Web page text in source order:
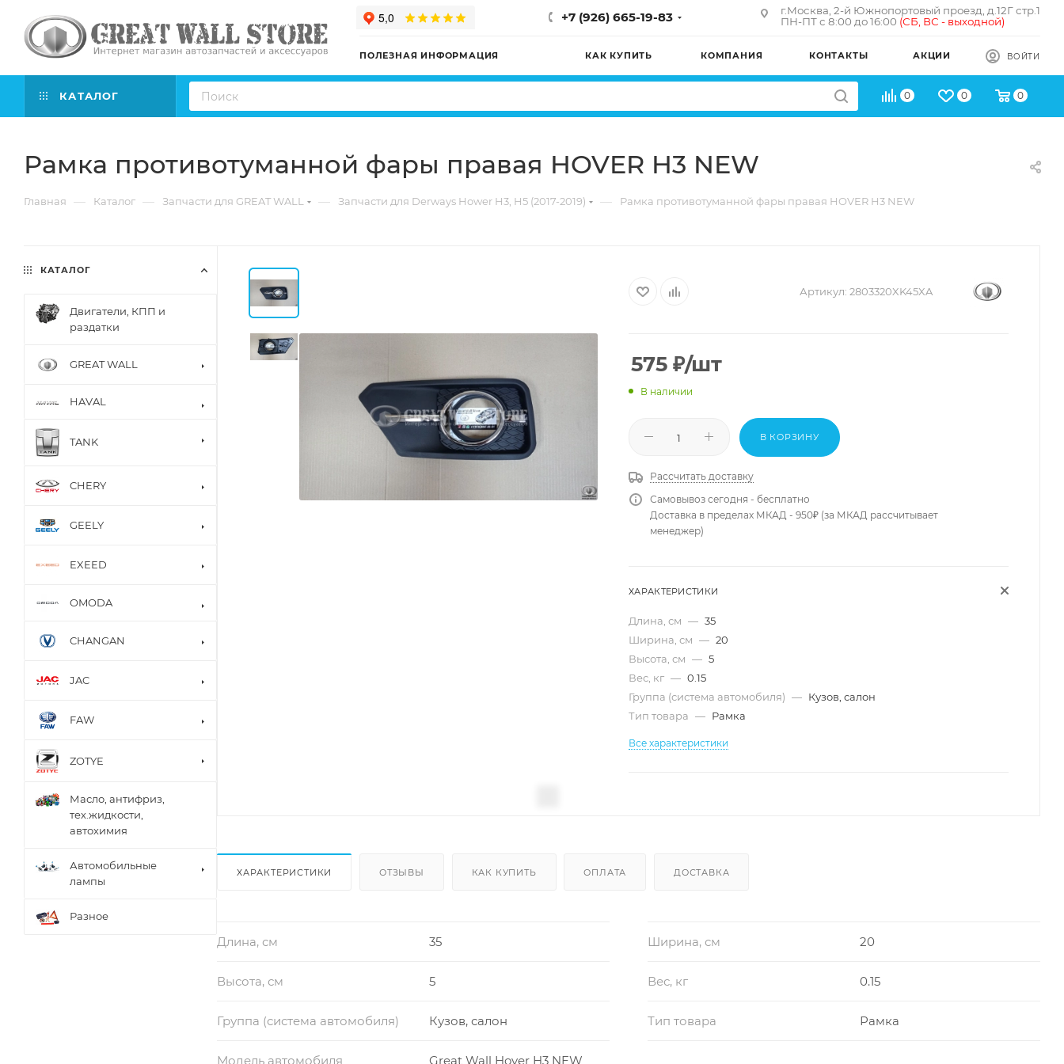
+7 (926) 665-19-83
г.Москва, 2-й Южнопортовый проезд, д.12Г стр.1
ПН-ПТ с 8:00 до 16:00 (СБ, ВС - выходной)
ПОЛЕЗНАЯ ИНФОРМАЦИЯ КАК КУПИТЬ КОМПАНИЯ КОНТАКТЫ АКЦИИ ВОЙТИ
КАТАЛОГ 0 0 0
Рамка противотуманной фары правая HOVER H3 NEW
Главная — Каталог — Запчасти для GREAT WALL — Запчасти для Derways Hower H3, H5 (2017-2019) — Рамка противотуманной фары правая HOVER H3 NEW
Артикул: 2803320XK45XA
575 ₽/шт
В наличии
В КОРЗИНУ
Рассчитать доставку
Самовывоз сегодня - бесплатно
Доставка в пределах МКАД - 950₽ (за МКАД рассчитывает
менеджер)
ХАРАКТЕРИСТИКИ
Длина, см — 35
Ширина, см — 20
Высота, см — 5
Вес, кг — 0.15
Группа (система автомобиля) — Кузов, салон
Тип товара — Рамка
Все характеристики
ХАРАКТЕРИСТИКИ ОТЗЫВЫ КАК КУПИТЬ ОПЛАТА ДОСТАВКА
Длина, см 35 Ширина, см 20
Высота, см 5 Вес, кг 0.15
Группа (система автомобиля) Кузов, салон Тип товара Рамка
Модель автомобиля
Great Wall Hover H3 NEW
КАТАЛОГ
Двигатели, КПП и
раздатки
GREAT WALL
HAVAL
TANK
CHERY
GEELY
EXEED
OMODA
CHANGAN
JAC
FAW
ZOTYE
Масло, антифриз,
тех.жидкости,
автохимия
Автомобильные
лампы
Разное